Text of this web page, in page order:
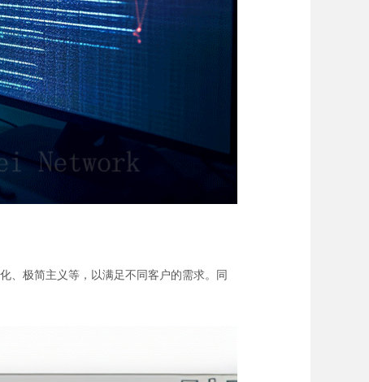
、极简主义等，以满足不同客户的需求。同